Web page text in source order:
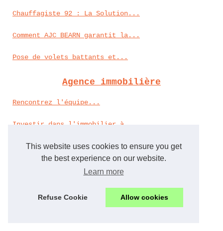
This website uses cookies to ensure you get
the best experience on our website.
Learn more
Refuse Cookie Allow cookies
Chauffagiste 92 : La Solution...
Comment AJC BEARN garantit la...
Pose de volets battants et...
Agence immobilière
Rencontrez l'équipe...
Investir dans l'immobilier à...
Exploring the Metaverse :...
Immobilier